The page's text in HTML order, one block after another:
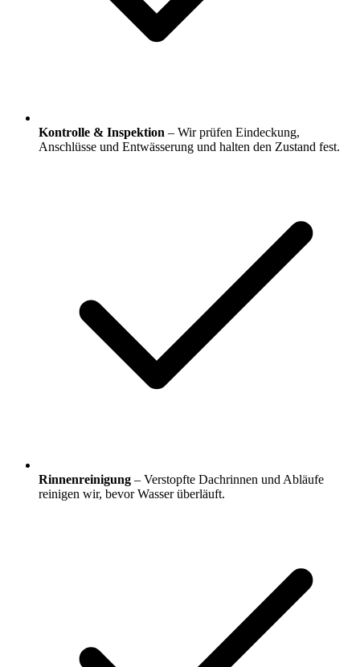
Kontrolle & Inspektion – Wir prüfen Eindeckung,
Anschlüsse und Entwässerung und halten den Zustand fest.
Rinnenreinigung – Verstopfte Dachrinnen und Abläufe
reinigen wir, bevor Wasser überläuft.